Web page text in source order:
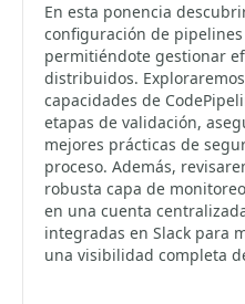
En esta ponencia
configuración de
permitiéndote gestionar
distribuidos.
capacidades de
etapas de validación,
mejores prácticas de
proceso. Además,
robusta capa de
en una cuenta
integradas en Slack para
una visibilidad completa